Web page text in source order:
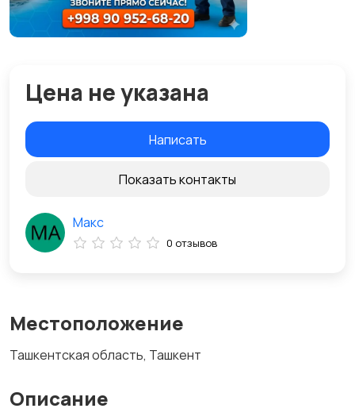
Местоположение
Ташкентская область, Ташкент
Описание
Цена не указана
Написать
Показать контакты
Макс
0 отзывов